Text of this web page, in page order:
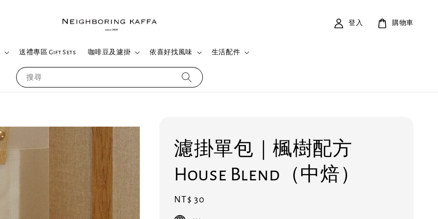
搜尋
送禮專區 Gift Sets 咖啡豆及濾掛 依喜好找風味 生活配件
登入 購物車
濾掛單包｜楓樹配方
House Blend（中焙）
Regular
price
NT$ 30